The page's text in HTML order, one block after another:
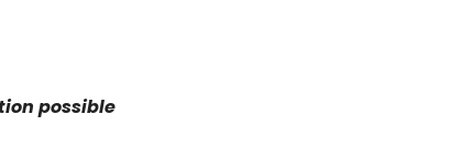
possible